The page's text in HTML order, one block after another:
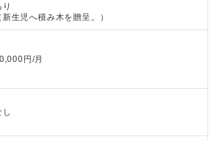
り
新生児へ積み木を贈呈。 ）
円/月
し